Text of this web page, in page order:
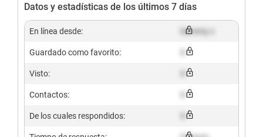
Datos y estadísticas de los últimos 7 días
En línea desde: Dummy x
Guardado como favorito:
Visto:
Contactos:
De los cuales respondidos: